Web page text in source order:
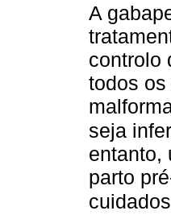
A
controlo
todos
seja
entanto,
parto